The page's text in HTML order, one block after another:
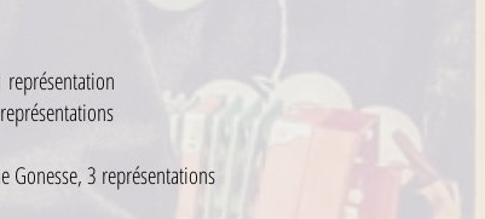
représentation
Gonesse, 3 représentations